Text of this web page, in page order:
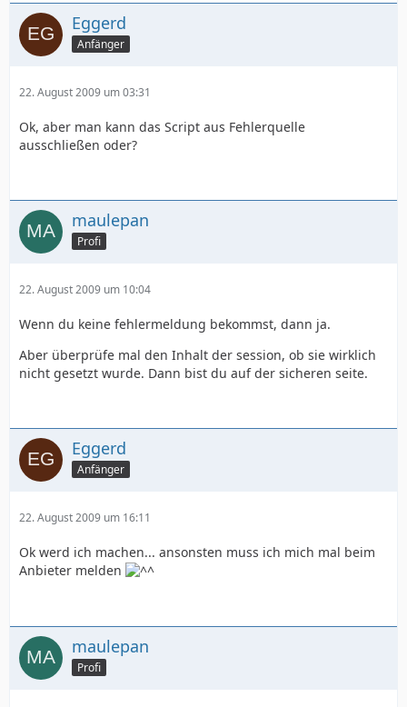
Eggerd
Anfänger
22. August 2009 um 03:31
Ok, aber man kann das Script aus Fehlerquelle
ausschließen oder?
maulepan
Profi
22. August 2009 um 10:04
Wenn du keine fehlermeldung bekommst, dann ja.
Aber überprüfe mal den Inhalt der session, ob sie wirklich
nicht gesetzt wurde. Dann bist du auf der sicheren seite.
Eggerd
Anfänger
22. August 2009 um 16:11
Ok werd ich machen... ansonsten muss ich mich mal beim
Anbieter melden
maulepan
Profi